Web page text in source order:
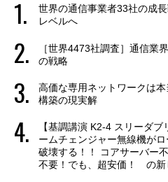
世界の通信事業者33社の成
レベルへ
［世界4473社調査］通信業
の戦略
高価な専用ネットワークは
構築の現実解
【基調講演 K2-4 スリーダ
ームチェンジャー無線機が
破壊する！！ コアサーバー
不要！でも、超安価！ の新